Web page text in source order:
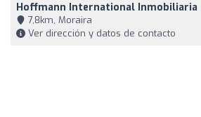
Hoffmann International Inmobiliaria
7,8km, Moraira
Ver dirección y datos de contacto